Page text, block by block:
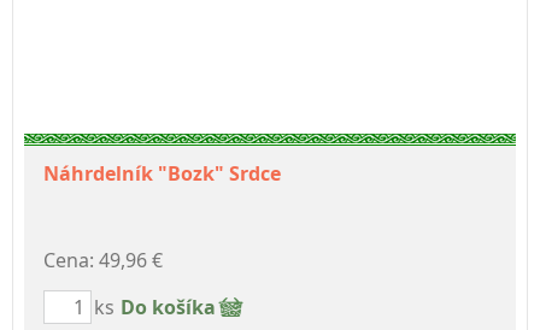
Náhrdelník "Bozk" Srdce
Cena: 49,96 €
ks Do košíka